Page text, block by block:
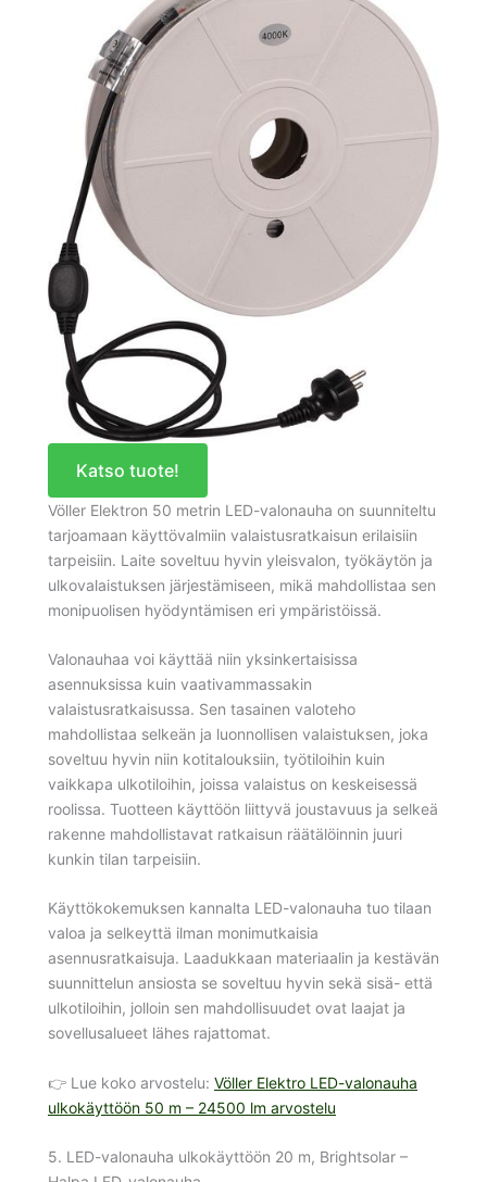
Katso tuote!
Völler Elektron 50 metrin LED-valonauha on suunniteltu
tarjoamaan käyttövalmiin valaistusratkaisun erilaisiin
tarpeisiin. Laite soveltuu hyvin yleisvalon, työkäytön ja
ulkovalaistuksen järjestämiseen, mikä mahdollistaa sen
monipuolisen hyödyntämisen eri ympäristöissä.
Valonauhaa voi käyttää niin yksinkertaisissa
asennuksissa kuin vaativammassakin
valaistusratkaisussa. Sen tasainen valoteho
mahdollistaa selkeän ja luonnollisen valaistuksen, joka
soveltuu hyvin niin kotitalouksiin, työtiloihin kuin
vaikkapa ulkotiloihin, joissa valaistus on keskeisessä
roolissa. Tuotteen käyttöön liittyvä joustavuus ja selkeä
rakenne mahdollistavat ratkaisun räätälöinnin juuri
kunkin tilan tarpeisiin.
Käyttökokemuksen kannalta LED-valonauha tuo tilaan
valoa ja selkeyttä ilman monimutkaisia
asennusratkaisuja. Laadukkaan materiaalin ja kestävän
suunnittelun ansiosta se soveltuu hyvin sekä sisä- että
ulkotiloihin, jolloin sen mahdollisuudet ovat laajat ja
sovellusalueet lähes rajattomat.
👉 Lue koko arvostelu: Völler Elektro LED-valonauha
ulkokäyttöön 50 m – 24500 lm arvostelu
5. LED-valonauha ulkokäyttöön 20 m, Brightsolar –